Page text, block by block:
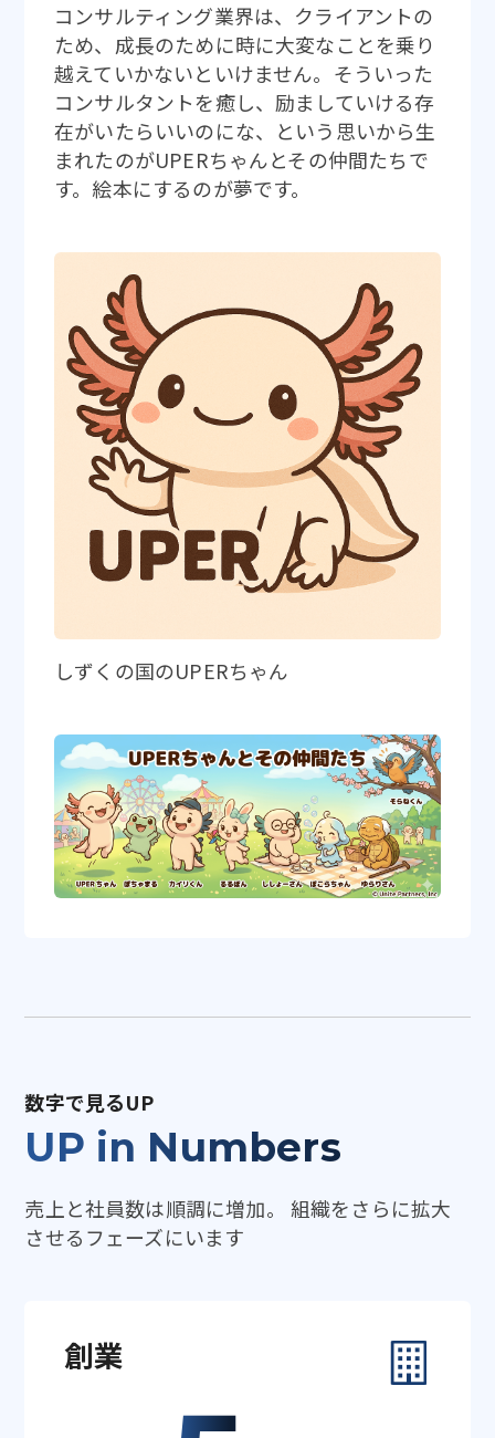
コンサルティング業界は、クライアントの
ため、成長のために時に大変なことを乗り
越えていかないといけません。そういった
コンサルタントを癒し、励ましていける存
在がいたらいいのにな、という思いから生
まれたのがUPERちゃんとその仲間たちで
す。絵本にするのが夢です。
しずくの国のUPERちゃん
数字で見るUP
UP in Numbers
売上と社員数は順調に増加。
組織をさらに拡大
させるフェーズにいます
創業